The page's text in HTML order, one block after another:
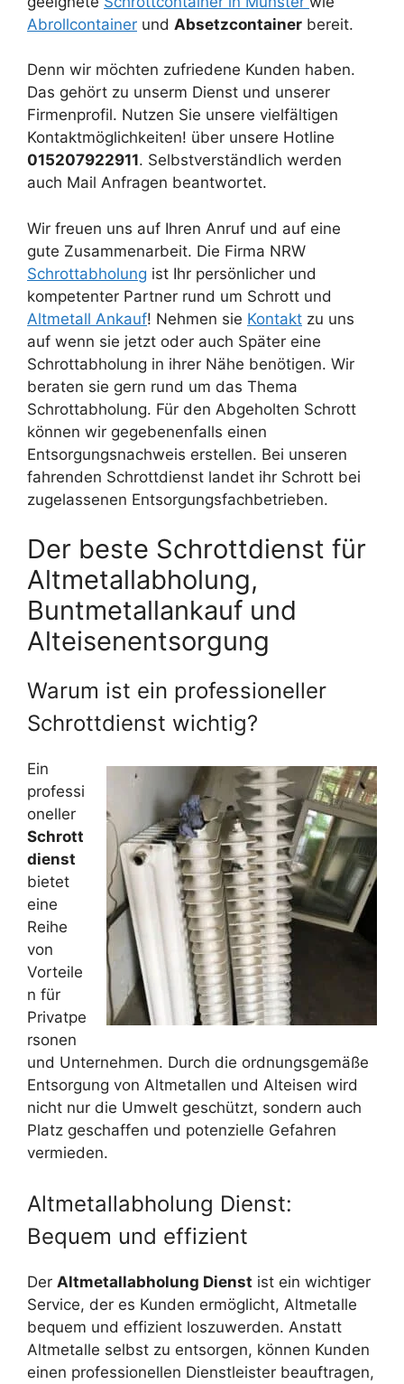
Abrollcontainer und Absetzcontainer bereit.
Denn wir möchten zufriedene Kunden haben.
Das gehört zu unserm Dienst und unserer
Firmenprofil. Nutzen Sie unsere vielfältigen
Kontaktmöglichkeiten! über unsere Hotline
015207922911. Selbstverständlich werden
auch Mail Anfragen beantwortet.
Wir freuen uns auf Ihren Anruf und auf eine
gute Zusammenarbeit. Die Firma NRW
Schrottabholung ist Ihr persönlicher und
kompetenter Partner rund um Schrott und
Altmetall Ankauf! Nehmen sie Kontakt zu uns
auf wenn sie jetzt oder auch Später eine
Schrottabholung in ihrer Nähe benötigen. Wir
beraten sie gern rund um das Thema
Schrottabholung. Für den Abgeholten Schrott
können wir gegebenenfalls einen
Entsorgungsnachweis erstellen. Bei unseren
fahrenden Schrottdienst landet ihr Schrott bei
zugelassenen Entsorgungsfachbetrieben.
Der beste Schrottdienst für
Altmetallabholung,
Buntmetallankauf und
Alteisenentsorgung
Warum ist ein professioneller
Schrottdienst wichtig?
Ein
professi
oneller
Schrott
dienst
bietet
eine
Reihe
von
Vorteile
n für
Privatpe
rsonen
und Unternehmen. Durch die ordnungsgemäße
Entsorgung von Altmetallen und Alteisen wird
nicht nur die Umwelt geschützt, sondern auch
Platz geschaffen und potenzielle Gefahren
vermieden.
Altmetallabholung Dienst:
Bequem und effizient
Der Altmetallabholung Dienst ist ein wichtiger
Service, der es Kunden ermöglicht, Altmetalle
bequem und effizient loszuwerden. Anstatt
Altmetalle selbst zu entsorgen, können Kunden
einen professionellen Dienstleister beauftragen,